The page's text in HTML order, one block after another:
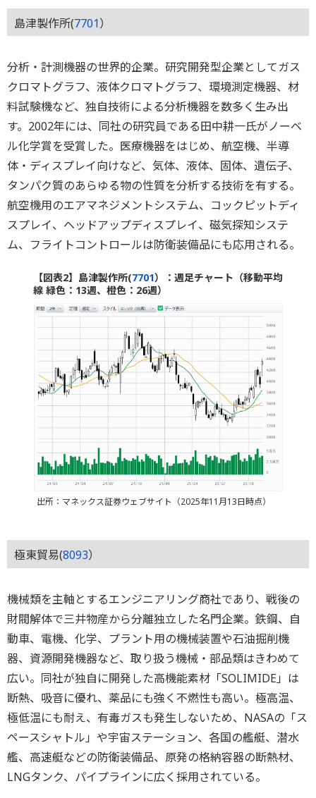
島津製作所(7701）
分析・計測機器の世界的企業。研究開発型企業としてガス
クロマトグラフ、液体クロマトグラフ、環境測定機器、材
料試験機など、独自技術による分析機器を数多く生み出
す。2002年には、同社の研究員である田中耕一氏がノーベ
ル化学賞を受賞した。医療機器をはじめ、航空機、半導
体・ディスプレイ向けなど、気体、液体、固体、遺伝子、
タンパク質のあらゆる物の性質を分析する技術を有する。
航空機用のエアマネジメントシステム、コックピットディ
スプレイ、ヘッドアップディスプレイ、磁気探知システ
ム、フライトコントロールは防衛装備品にも応用される。
【図表2】島津製作所(7701）：週足チャート（移動平均
線 緑色：13週、橙色：26週）
出所：マネックス証券ウェブサイト（2025年11月13日時点）
極東貿易(8093）
機械類を主軸とするエンジニアリング商社であり、戦後の
財閥解体で三井物産から分離独立した名門企業。鉄鋼、自
動車、電機、化学、プラント用の機械装置や石油掘削機
器、資源開発機器など、取り扱う機械・部品類はきわめて
広い。同社が独自に開発した高機能素材「SOLIMIDE」は
断熱、吸音に優れ、薬品にも強く不燃性も高い。極高温、
極低温にも耐え、有毒ガスも発生しないため、NASAの「ス
ペースシャトル」や宇宙ステーション、各国の艦艇、潜水
艦、高速艇などの防衛装備品、原発の格納容器の断熱材、
LNGタンク、パイプラインに広く採用されている。